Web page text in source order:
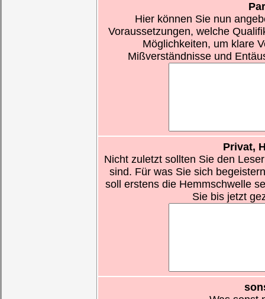
Hier können Sie nun
Voraussetzungen, welche
Möglichkeiten, um klare
Mißverständnisse und
Privat,
Nicht zuletzt sollten Sie den
sind. Für was Sie sich
soll erstens die Hemmschwelle
Sie bis jetzt